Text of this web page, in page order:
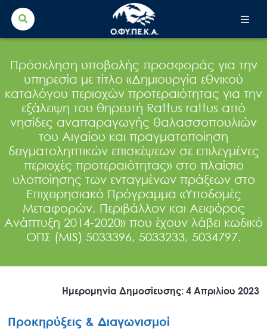
Search
for:
Πρόσκληση υποβολής προσφοράς για την
υπηρεσία με τίτλο «Δημιουργία εθνικού
καταλόγου περιοχών προτεραιότητας για την
εξάλειψη του θηρευτή Rattus rattus από
νησίδες αναπαραγωγής θαλασσοπουλιών
του Αιγαίου και πραγματοποίηση
δειγματοληπτικών επισκέψεων σε επιλεγμένες
περιοχές προτεραιότητας» στο πλαίσιο
υλοποίησης των ενταγμένων πράξεων στο
Επιχειρησιακό Πρόγραμμα «Υποδομές
Μεταφορών, Περιβάλλον και Αειφόρος
Ανάπτυξη 2014-2020» που έχουν λάβει κωδικό
ΟΠΣ (MIS) 5033396, 5033233, 5034797.
Ημερομηνία Δημοσίευσης: 4 Απριλίου 2023
Προκηρύξεις & Διαγωνισμοί